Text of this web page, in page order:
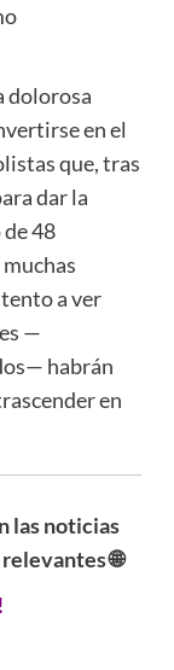
dolorosa
en el
que, tras
dar la
48
a ver
—
habrán
en
las noticias
🌐